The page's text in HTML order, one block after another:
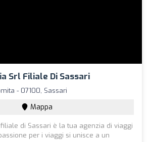
Srl Filiale Di Sassari
- 07100, Sassari
Mappa
di Sassari è la tua agenzia di viaggi
per i viaggi si unisce a un